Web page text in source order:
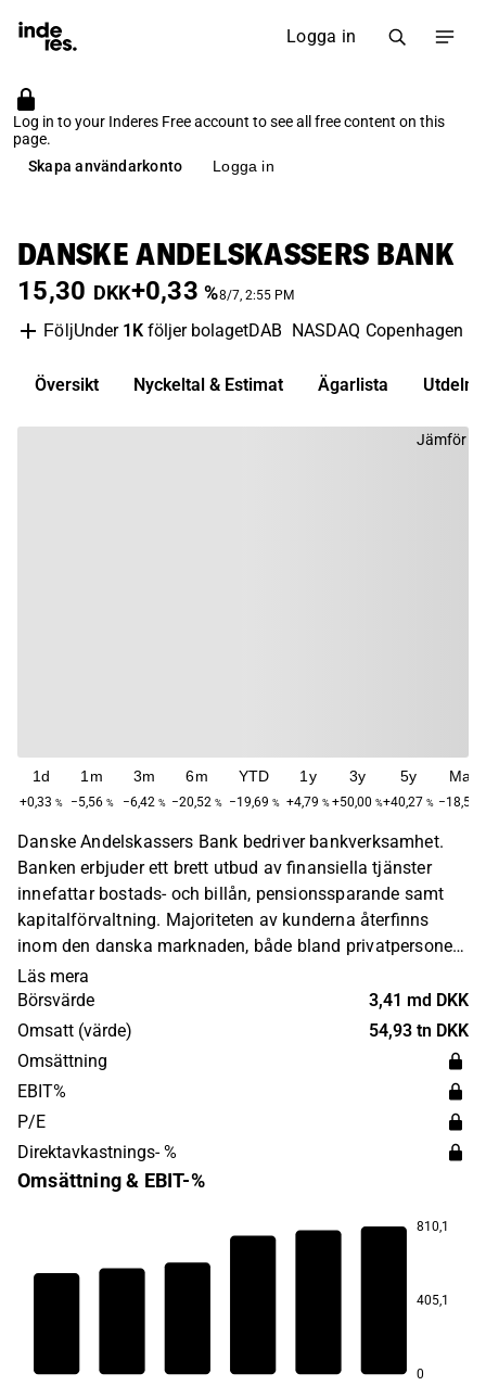
Logga in
Log in to your Inderes Free account to see all free content on this
page.
Skapa användarkonto
Logga in
DANSKE ANDELSKASSERS BANK
15,30 DKK+0,33 %8/7, 2:55 PM
FöljUnder 1K följer bolagetDAB NASDAQ Copenhagen
Översikt Nyckeltal & Estimat Ägarlista
Jämför
1d
+0,33 %
1m
−5,56 %
3m
−6,42 %
6m
−20,52 %
YTD
−19,69 %
1y
+4,79 %
3y
+50,00 %
5y
+40,27 %
Max
−18,50
Danske Andelskassers Bank bedriver bankverksamhet.
Banken erbjuder ett brett utbud av finansiella tjänster
innefattar bostads- och billån, pensionssparande samt
kapitalförvaltning. Majoriteten av kunderna återfinns
inom den danska marknaden, både bland privatpersoner
och bolag. Danske Andelskassers Bank grundades 1969
och har sitt huvudkontor i Tjele.
Läs mera
Börsvärde
3,41 md DKK
Omsatt (värde)
54,93 tn DKK
Omsättning
EBIT%
P/E
Direktavkastnings- %
Omsättning & EBIT-%
810,1
405,1
0